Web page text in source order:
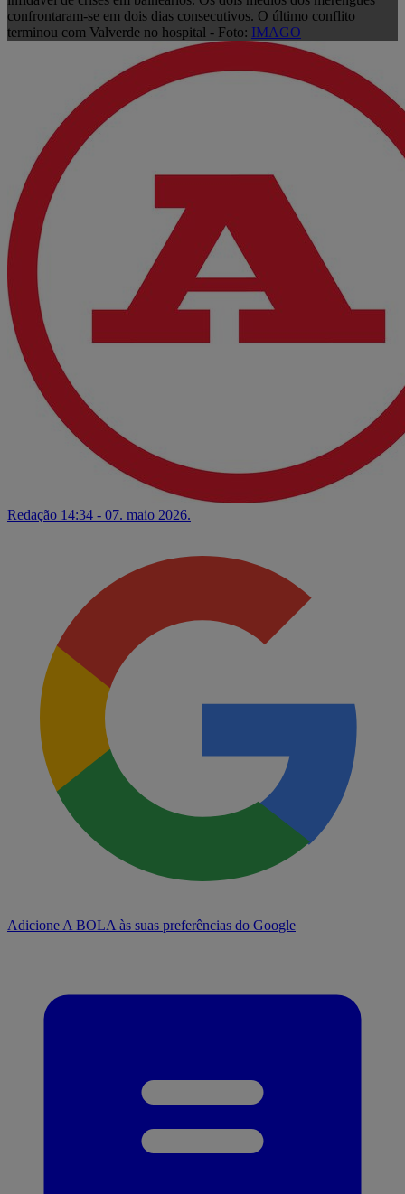
confrontaram-se em dois dias consecutivos. O último conflito
terminou com Valverde no hospital - Foto: IMAGO
Redação 14:34 - 07. maio 2026.
Adicione A BOLA às suas preferências do Google